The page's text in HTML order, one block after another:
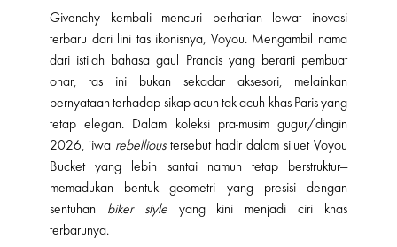
Givenchy kembali mencuri perhatian lewat inovasi
terbaru dari lini tas ikonisnya, Voyou. Mengambil nama
dari istilah bahasa gaul Prancis yang berarti pembuat
onar, tas ini bukan sekadar aksesori, melainkan
pernyataan terhadap sikap acuh tak acuh khas Paris yang
tetap elegan. Dalam koleksi pra-musim gugur/dingin
2026, jiwa rebellious tersebut hadir dalam siluet Voyou
Bucket yang lebih santai namun tetap berstruktur—
memadukan bentuk geometri yang presisi dengan
sentuhan biker style yang kini menjadi ciri khas
terbarunya.